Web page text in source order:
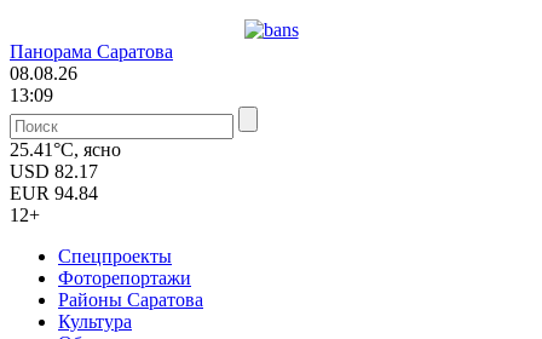
Панорама Саратова
08.08.26
13:09
25.41°C, ясно
USD 82.17
EUR 94.84
12+
Спецпроекты
Фоторепортажи
Районы Саратова
Культура